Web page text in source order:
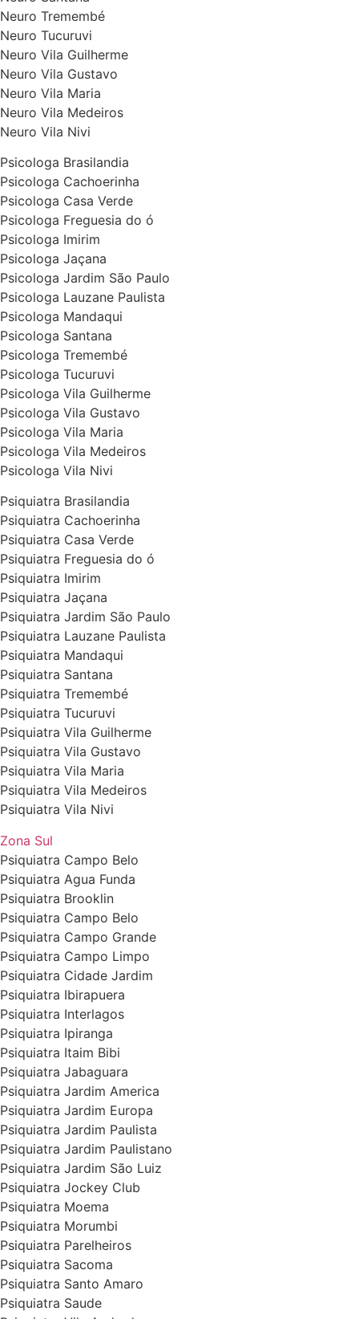
Neuro Tremembé
Neuro Tucuruvi
Neuro Vila Guilherme
Neuro Vila Gustavo
Neuro Vila Maria
Neuro Vila Medeiros
Neuro Vila Nivi
Psicologa Brasilandia
Psicologa Cachoerinha
Psicologa Casa Verde
Psicologa Freguesia do ó
Psicologa Imirim
Psicologa Jaçana
Psicologa Jardim São Paulo
Psicologa Lauzane Paulista
Psicologa Mandaqui
Psicologa Santana
Psicologa Tremembé
Psicologa Tucuruvi
Psicologa Vila Guilherme
Psicologa Vila Gustavo
Psicologa Vila Maria
Psicologa Vila Medeiros
Psicologa Vila Nivi
Psiquiatra Brasilandia
Psiquiatra Cachoerinha
Psiquiatra Casa Verde
Psiquiatra Freguesia do ó
Psiquiatra Imirim
Psiquiatra Jaçana
Psiquiatra Jardim São Paulo
Psiquiatra Lauzane Paulista
Psiquiatra Mandaqui
Psiquiatra Santana
Psiquiatra Tremembé
Psiquiatra Tucuruvi
Psiquiatra Vila Guilherme
Psiquiatra Vila Gustavo
Psiquiatra Vila Maria
Psiquiatra Vila Medeiros
Psiquiatra Vila Nivi
Zona Sul
Psiquiatra Campo Belo
Psiquiatra Agua Funda
Psiquiatra Brooklin
Psiquiatra Campo Belo
Psiquiatra Campo Grande
Psiquiatra Campo Limpo
Psiquiatra Cidade Jardim
Psiquiatra Ibirapuera
Psiquiatra Interlagos
Psiquiatra Ipiranga
Psiquiatra Itaim Bibi
Psiquiatra Jabaguara
Psiquiatra Jardim America
Psiquiatra Jardim Europa
Psiquiatra Jardim Paulista
Psiquiatra Jardim Paulistano
Psiquiatra Jardim São Luiz
Psiquiatra Jockey Club
Psiquiatra Moema
Psiquiatra Morumbi
Psiquiatra Parelheiros
Psiquiatra Sacoma
Psiquiatra Santo Amaro
Psiquiatra Saude